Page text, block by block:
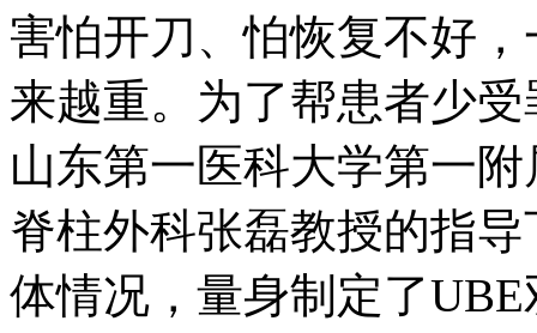
害怕开刀、怕恢复不好
来越重。为了帮患者少
山东第一医科大学第一
脊柱外科张磊教授的指
体情况，量身制定了